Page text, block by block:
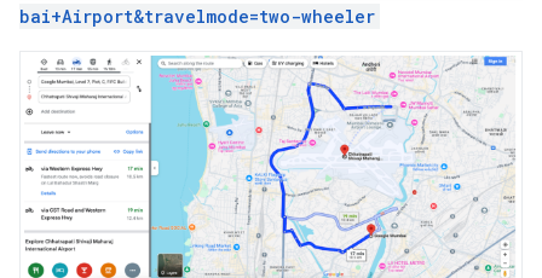
bai+Airport&travelmode=two-wheeler